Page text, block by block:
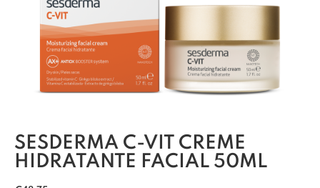
SESDERMA C-VIT CREME
HIDRATANTE FACIAL 50ML